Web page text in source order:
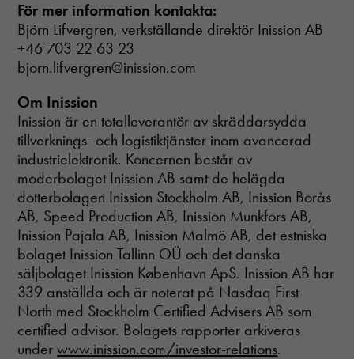
För mer information kontakta:
Björn Lifvergren, verkställande direktör Inission AB
+46 703 22 63 23
bjorn.lifvergren@inission.com
Om Inission
Inission är en totalleverantör av skräddarsydda
tillverknings- och logistiktjänster inom avancerad
industrielektronik. Koncernen består av
moderbolaget Inission AB samt de helägda
dotterbolagen Inission Stockholm AB, Inission Borås
AB, Speed Production AB, Inission Munkfors AB,
Inission Pajala AB, Inission Malmö AB, det estniska
bolaget Inission Tallinn OÜ och det danska
säljbolaget Inission København ApS. Inission AB har
339 anställda och är noterat på Nasdaq First
North med Stockholm Certified Advisers AB som
certified advisor. Bolagets rapporter arkiveras
underwww.inission.com/investor-relations.